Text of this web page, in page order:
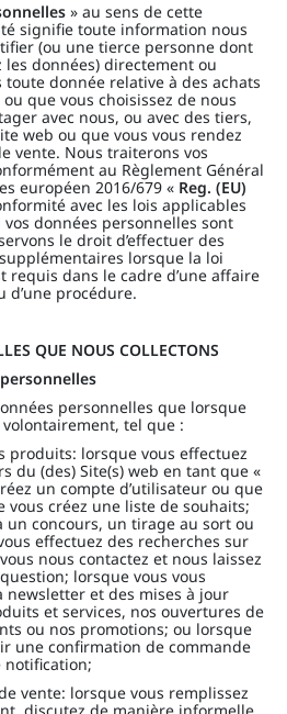
» au sens de cette
signifie toute information nous
(ou une tierce personne dont
données) directement ou
donnée relative à des achats
que vous choisissez de nous
avec nous, ou avec des tiers,
web ou que vous vous rendez
vente. Nous traiterons vos
au Règlement Général
européen 2016/679 « Reg. (EU)
avec les lois applicables
données personnelles sont
le droit d’effectuer des
lorsque la loi
requis dans le cadre d’une affaire
d’une procédure.
QUE NOUS COLLECTONS
personnelles que lorsque
tel que :
produits: lorsque vous effectuez
du (des) Site(s) web en tant que «
un compte d’utilisateur ou que
vous créez une liste de souhaits;
un concours, un tirage au sort ou
effectuez des recherches sur
nous contactez et nous laissez
lorsque vous vous
newsletter et des mises à jour
et services, nos ouvertures de
ou nos promotions; ou lorsque
une confirmation de commande
notification;
vente: lorsque vous remplissez